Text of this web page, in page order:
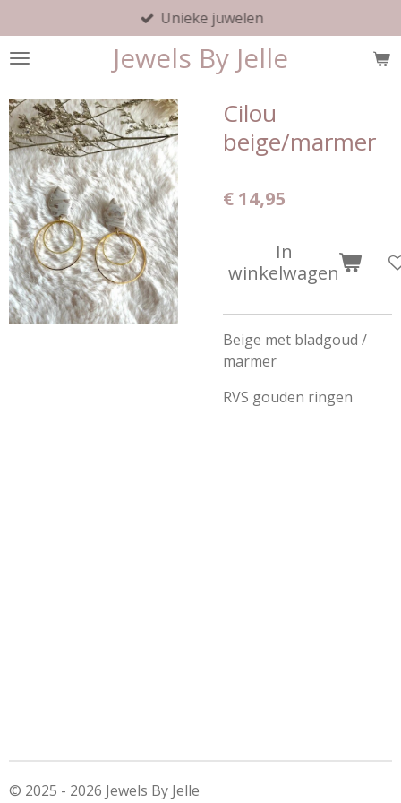
direct
naar
hoofdinhoud
Jewels By Jelle
Unieke juwelen
Cilou
beige/marmer
€ 14,95
In
winkelwagen
Beige met bladgoud /
marmer
RVS gouden ringen
© 2025 - 2026 Jewels By Jelle